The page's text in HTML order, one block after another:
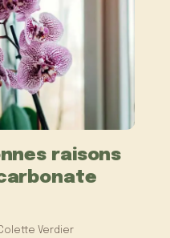
raisons
Verdier